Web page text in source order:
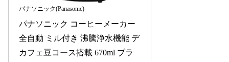
パナソニック(Panasonic)
パナソニック コーヒーメーカー
全自動 ミル付き 沸騰浄水機能 デ
カフェ豆コース搭載 670ml ブラ